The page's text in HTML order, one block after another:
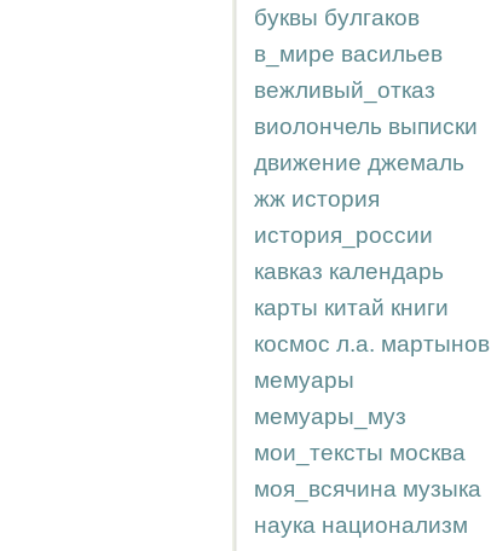
буквы булгаков
в_мире васильев
вежливый_отказ
виолончель выписки
движение джемаль
жж история
история_россии
кавказ календарь
карты китай книги
космос л.а. мартынов
мемуары
мемуары_муз
мои_тексты москва
моя_всячина музыка
наука национализм